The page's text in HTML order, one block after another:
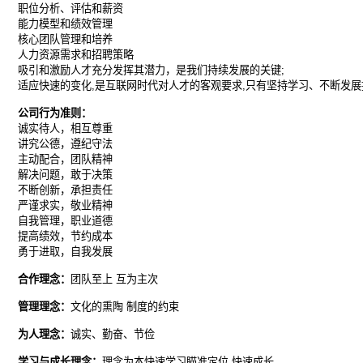
职位分析、评估和薪资
能力模型和绩效管理
核心团队管理和培养
人力资源需求和招聘策略
吸引和激励人才充分发挥其潜力，是我们持续发展的关键;
适应快速的变化,是互联网时代对人才的客观要求,只有坚持学习、不断发展
公司行为准则：
诚实待人，相互尊重
讲究公德，遵纪守法
主动配合，团队精神
解决问题，敢于决策
不断创新，承担责任
严谨求实，敬业精神
自我管理，职业道德
提高绩效，节约成本
勇于进取，自我发展
合作理念： 团队至上 互为主次
管理理念： 文化的熏陶 制度的约束
为人理念： 诚实、勤奋、节俭